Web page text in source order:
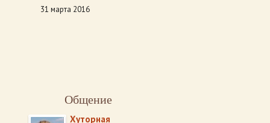
31 марта 2016
Общение
Хуторная